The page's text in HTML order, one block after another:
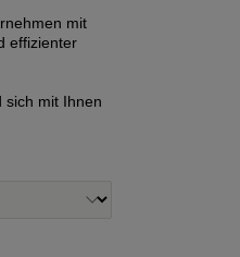
mit
effizienter
sich mit Ihnen